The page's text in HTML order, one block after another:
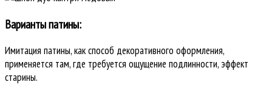
Варианты патины:
Имитация патины, как способ декоративного оформления,
применяется там, где требуется ощущение подлинности, эффект
старины.